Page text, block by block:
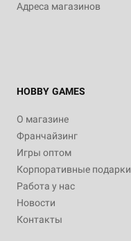
Адреса магазинов
HOBBY GAMES
О магазине
Франчайзинг
Игры оптом
Корпоративные подарки
Работа у нас
Новости
Контакты